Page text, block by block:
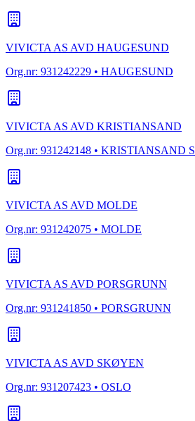
VIVICTA AS AVD HAUGESUND
Org.nr: 931242229 • HAUGESUND
VIVICTA AS AVD KRISTIANSAND
Org.nr: 931242148 • KRISTIANSAND S
VIVICTA AS AVD MOLDE
Org.nr: 931242075 • MOLDE
VIVICTA AS AVD PORSGRUNN
Org.nr: 931241850 • PORSGRUNN
VIVICTA AS AVD SKØYEN
Org.nr: 931207423 • OSLO